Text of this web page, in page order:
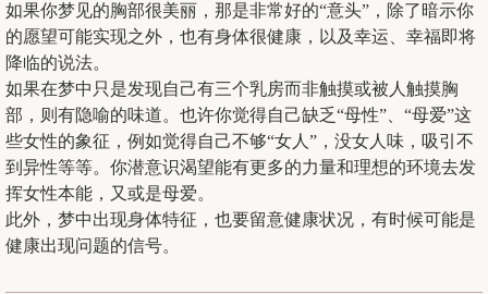
如果你梦见的胸部很美丽，那是非常好的“意头”，除了暗示你
的愿望可能实现之外，也有身体很健康，以及幸运、幸福即将
降临的说法。
如果在梦中只是发现自己有三个乳房而非触摸或被人触摸胸
部，则有隐喻的味道。也许你觉得自己缺乏“母性”、“母爱”这
些女性的象征，例如觉得自己不够“女人”，没女人味，吸引不
到异性等等。你潜意识渴望能有更多的力量和理想的环境去发
挥女性本能，又或是母爱。
此外，梦中出现身体特征，也要留意健康状况，有时候可能是
健康出现问题的信号。